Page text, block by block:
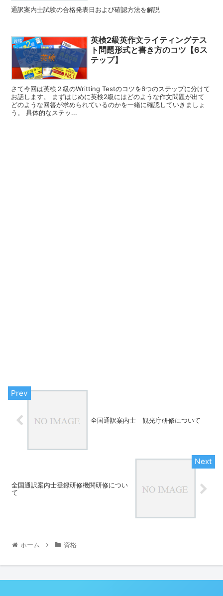
通訳案内士試験の合格発表日および確認方法を解説
資格
英検2級英作文ライティングテス
ト問題形式と書き方のコツ【6ス
テップ】
さて今回は英検２級のWritting Testのコツを6つのステップに分けて
お話します。 まずはじめに英検2級にはどのような作文問題が出て
どのような回答が求められているのかを一緒に確認していきましょ
う。 具体的なステッ...
全国通訳案内士 観光庁研修について
全国通訳案内士登録研修機関研修につい
て
ホーム 資格